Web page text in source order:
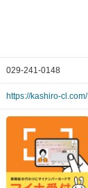
029-241-0148
https://kashiro-cl.com/